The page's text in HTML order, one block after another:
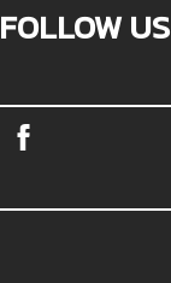
FOLLOW US